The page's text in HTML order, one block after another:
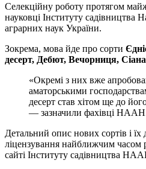
Селекційну роботу протягом
науковці Інституту садівництва
аграрних наук України.
Зокрема, мова йде про сорти
десерт, Дебют, Вечорниця,
«Окремі з них вже
аматорськими
десерт став хітом ще до
— зазначили фахівці
Детальний опис нових сортів і їх
ліцензування найближчим часом
сайті Інституту садівництва